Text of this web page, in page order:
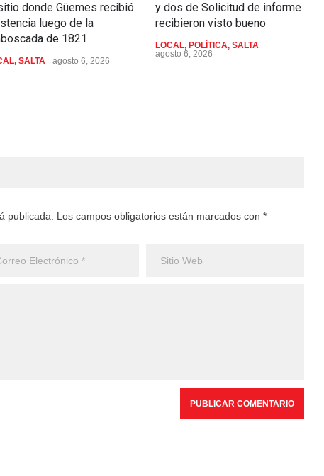
donde Güemes recibió
luego de la
de 1821
, SALTA agosto 6, 2026
y dos de Solicitud de informe
recibieron visto bueno
LOCAL, POLÍTICA, SALTA
agosto 6, 2026
publicada. Los campos obligatorios están marcados con *